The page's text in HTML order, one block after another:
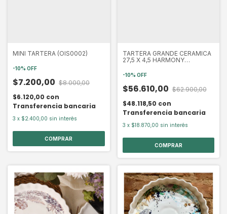
MINI TARTERA (OIS0002)
-10% OFF
$7.200,00 $8.000,00
$6.120,00 con
Transferencia bancaria
3 x $2.400,00 sin interés
TARTERA GRANDE CERAMICA
27,5 X 4,5 HARMONY
-10% OFF
$56.610,00 $62.900,00
$48.118,50 con
Transferencia bancaria
3 x $18.870,00 sin interés